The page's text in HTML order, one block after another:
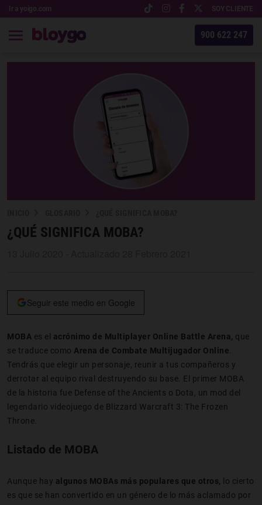
Ir a yoigo.com SOY CLIENTE
900 622 247
¿QUÉ SIGNIFICA MOBA?
Seguir este medio en Google
MOBA es el acrónimo de Multiplayer Online Battle Arena, que
se traduce como Arena de Combate Multijugador Online
Tendrás que elegir un personaje, reunir a tus compañeros y
derrotar al equipo rival destruyendo su base. El primer MOBA
de la historia fue Defense of the Ancients o Dota, un mod del
legendario videojuego de Blizzard Warcraft 3: The Frozen
Throne.
Listado de MOBA
Aunque hay algunos MOBAs más populares que otros,
lo cierto
es que se han convertido en un género de lo más aclamado por